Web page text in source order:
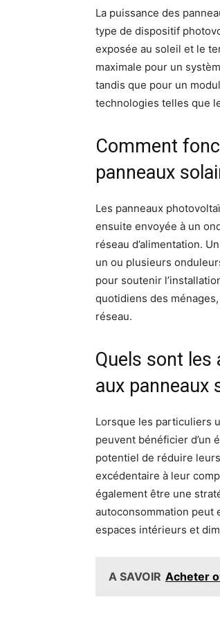
La puissance des
type de dispositif
exposée au soleil et le
maximale pour un
tandis que pour un
technologies telles que
Comment
panneaux
Les panneaux
ensuite envoyée à un
réseau d’alimentation.
un ou plusieurs
pour soutenir
quotidiens des
réseau.
Quels sont les
aux panneaux
Lorsque les particuliers
peuvent bénéficier d’un
potentiel de réduire
excédentaire à leur
également être une
autoconsommation peut
espaces intérieurs et
A SAVOIR Acheter